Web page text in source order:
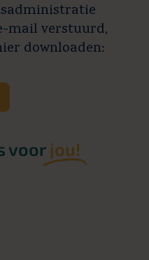
mail verstuurd,
downloaden:
voor jou!